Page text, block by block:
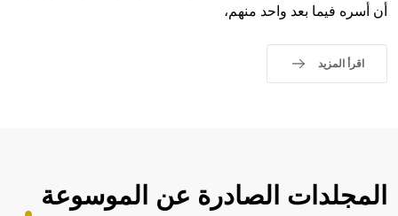
أن أسره فيما بعد واحد منهم،
اقرأ المزيد
المجلدات الصادرة عن الموسوعة